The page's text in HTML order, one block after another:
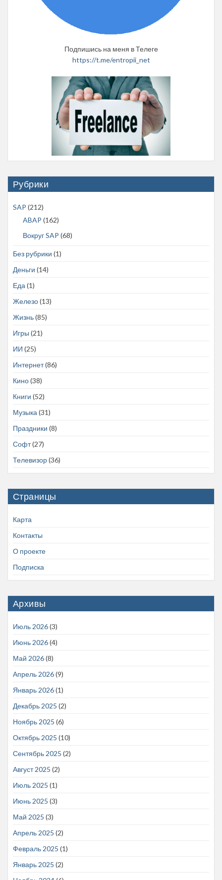
Подпишись на меня в Телеге
https://t.me/entropii_net
Рубрики
SAP (212)
ABAP (162)
Вокруг SAP (68)
Без рубрики (1)
Деньги (14)
Еда(1)
Железо(13)
Жизнь(85)
Игры (21)
ИИ (25)
Интернет(86)
Кино(38)
Книги (52)
Музыка(31)
Праздники (8)
Софт(27)
Телевизор(36)
Страницы
Карта
Контакты
О проекте
Подписка
Архивы
Июль 2026(3)
Июнь 2026(4)
Май 2026(8)
Апрель 2026(9)
Январь 2026(1)
Декабрь 2025 (2)
Ноябрь 2025 (6)
Октябрь 2025 (10)
Сентябрь 2025 (2)
Август 2025 (2)
Июль 2025 (1)
Июнь 2025 (3)
Май 2025 (3)
Апрель 2025 (2)
Февраль 2025 (1)
Январь 2025 (2)